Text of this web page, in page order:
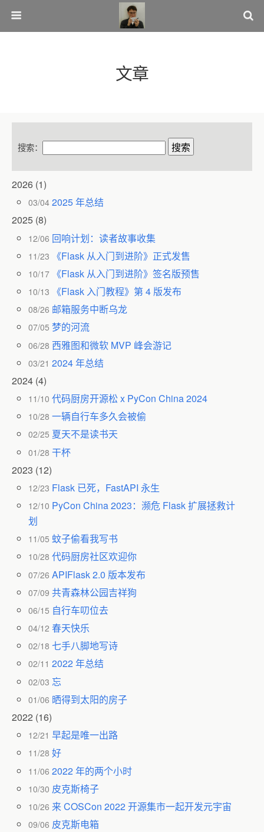
文章
搜索：
2026 (1)
03/042025 年总结
2025 (8)
12/06 回响计划：读者故事收集
11/23 《Flask 从入门到进阶》正式发售
10/17 《Flask 从入门到进阶》签名版预售
10/13 《Flask 入门教程》第 4 版发布
08/26 邮箱服务中断乌龙
07/05 梦的河流
06/28 西雅图和微软 MVP 峰会游记
03/212024 年总结
2024 (4)
11/10代码厨房开源松 x PyCon China 2024
10/28一辆自行车多久会被偷
02/25 夏天不是读书天
01/28干杯
2023 (12)
12/23 Flask 已死，FastAPI 永生
12/10 PyCon China 2023：濒危 Flask 扩展拯救计
划
11/05蚊子偷看我写书
10/28代码厨房社区欢迎你
07/26APIFlask 2.0 版本发布
07/09共青森林公园吉祥狗
06/15 自行车叨位去
04/12春天快乐
02/18七手八脚地写诗
02/112022 年总结
02/03 忘
01/06 晒得到太阳的房子
2022 (16)
12/21早起是唯一出路
11/28好
11/062022 年的两个小时
10/30 皮克斯椅子
10/26 来 COSCon 2022 开源集市一起开发元宇宙
09/06 皮克斯电箱